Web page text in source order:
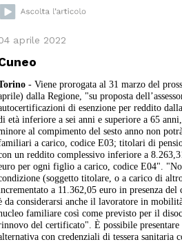
aprile 2022
- Viene prorogata al 31 marzo del
dalla Regione, "su proposta
di esenzione per reddito
età inferiore a sei anni e superiore a 65
al compimento del sesto anno non
a carico, codice E03; titolari di
un reddito complessivo inferiore a
per ogni figlio a carico, codice E04".
(soggetto titolare, o a carico di
a 11.362,05 euro in presenza
da considerarsi anche il lavoratore in
familiare così come previsto per il
del certificato". È possibile
con credenziali di tessera sanitaria